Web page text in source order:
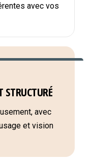
avec vos
STRUCTURÉ
avec
et vision